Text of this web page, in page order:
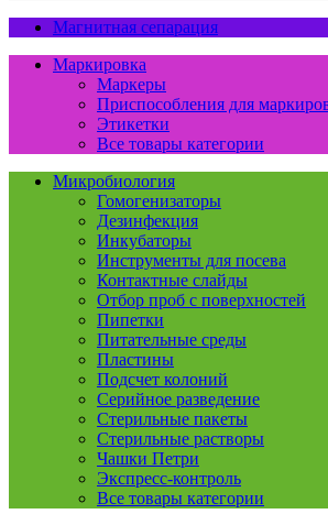
Магнитная сепарация
Маркировка
Маркеры
Приспособления для
Этикетки
Все товары категории
Микробиология
Гомогенизаторы
Дезинфекция
Инкубаторы
Инструменты для посева
Контактные слайды
Отбор проб с поверхностей
Пипетки
Питательные среды
Пластины
Подсчет колоний
Серийное разведение
Стерильные пакеты
Стерильные растворы
Чашки Петри
Экспресс-контроль
Все товары категории